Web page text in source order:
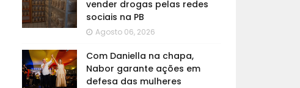
vender drogas pelas redes
sociais na PB
Agosto 06, 2026
Com Daniella na chapa,
Nabor garante ações em
defesa das mulheres